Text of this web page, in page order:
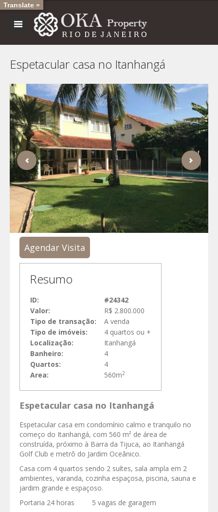
Espetacular casa no Itanhangá
Agendar Visita
Resumo
ID:
#24342
Valor:
R$ 2.800.000
Tipo de transação:
A venda
Tipo de imóveis:
4 quartos ou +
Localização:
Itanhangá
Banheiro:
4
Quartos:
4
Area:
560m2
Espetacular casa no Itanhangá
Espetacular casa em condomínio calmo e tranquilo no
começo do Itanhangá, com 560 m² de área de
construída, próximo à Barra da Tijuca, ao Itanhangá
Golf Club e metrô do Jardim Oceânico.
Casa com 4 quartos sendo 2 suítes, sala ampla em 2
ambientes, varanda, cozinha espaçosa, piscina, sauna e
jardim grande e espaçoso.
Portaria 24 horas 5 vagas de garagem
Translate »